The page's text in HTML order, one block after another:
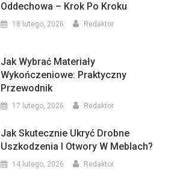
Oddechowa – Krok Po Kroku
18 lutego, 2026 Redaktor
Jak Wybrać Materiały
Wykończeniowe: Praktyczny
Przewodnik
17 lutego, 2026 Redaktor
Jak Skutecznie Ukryć Drobne
Uszkodzenia I Otwory W Meblach?
14 lutego, 2026 Redaktor